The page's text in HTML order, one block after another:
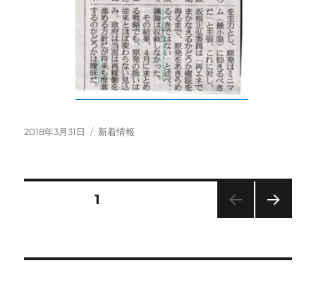
投
2018年3月31日
カ
新着情報
の
固定ページ1